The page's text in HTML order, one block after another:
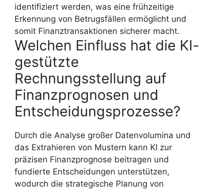
identifiziert werden, was eine frühzeitige
Erkennung von Betrugsfällen ermöglicht und
somit Finanztransaktionen sicherer macht.
Welchen Einfluss hat die KI-
gestützte
Rechnungsstellung auf
Finanzprognosen und
Entscheidungsprozesse?
Durch die Analyse großer Datenvolumina und
das Extrahieren von Mustern kann KI zur
präzisen Finanzprognose beitragen und
fundierte Entscheidungen unterstützen,
wodurch die strategische Planung von